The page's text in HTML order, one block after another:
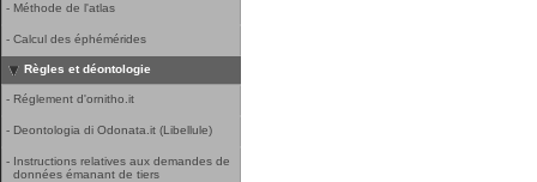
- Méthode de l'atlas
- Calcul des éphémérides
Règles et déontologie
- Réglement d'ornitho.it
- Deontologia di Odonata.it (Libellule)
- Instructions relatives aux demandes de
données émanant de tiers